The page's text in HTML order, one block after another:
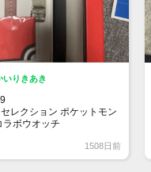
いりきあき
レクション ポケットモン
ラボウオッチ
けてる人は見た事が無い
1508日前